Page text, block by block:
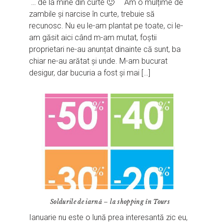
… de la mine din curte 🙂 Am o mulțime de
zambile și narcise în curte, trebuie să
recunosc. Nu eu le-am plantat pe toate, ci le-
am găsit aici când m-am mutat, foștii
proprietari ne-au anunțat dinainte că sunt, ba
chiar ne-au arătat și unde. M-am bucurat
desigur, dar bucuria a fost și mai […]
Soldurile de iarnă – la shopping în Tours
Ianuarie nu este o lună prea interesantă zic eu,